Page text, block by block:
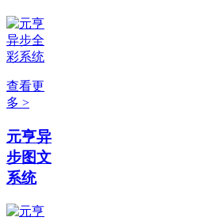
查看更
多 >
元亨异
步图文
系统